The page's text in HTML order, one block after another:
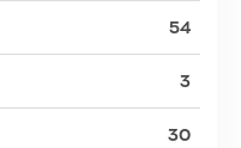
54
3
30